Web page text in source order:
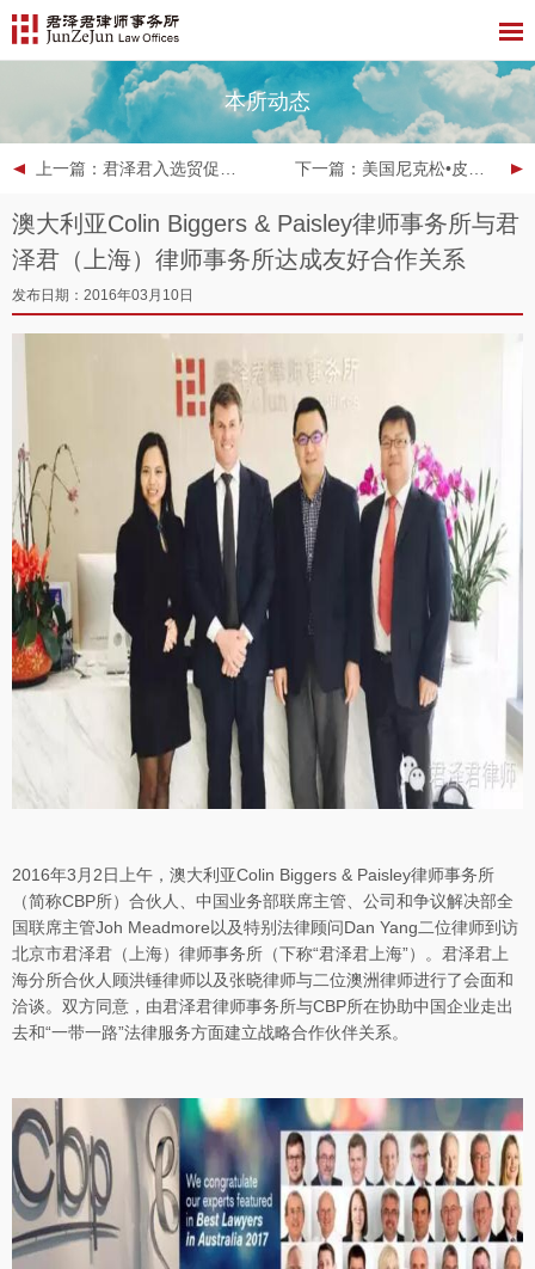
本所动态
上一篇 ：君泽君入选贸促会贸易救济律师库 下一篇 ：美国尼克松•皮博迪律师事务所到访深圳君泽君
澳大利亚Colin Biggers & Paisley律师事务所与君
泽君（上海）律师事务所达成友好合作关系
发布日期：2016年03月10日
2016年3月2日上午，澳大利亚Colin Biggers & Paisley律师事务所
（简称CBP所）合伙人、中国业务部联席主管、公司和争议解决部全
国联席主管Joh Meadmore以及特别法律顾问Dan Yang二位律师到访
北京市君泽君（上海）律师事务所（下称“君泽君上海”）。君泽君上
海分所合伙人顾洪锤律师以及张晓律师与二位澳洲律师进行了会面和
洽谈。双方同意，由君泽君律师事务所与CBP所在协助中国企业走出
去和“一带一路”法律服务方面建立战略合作伙伴关系。